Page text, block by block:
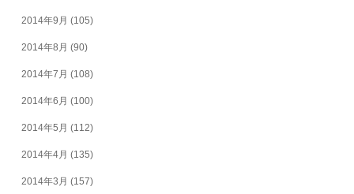
2014年9月 (105)
2014年8月 (90)
2014年7月 (108)
2014年6月 (100)
2014年5月 (112)
2014年4月 (135)
2014年3月 (157)